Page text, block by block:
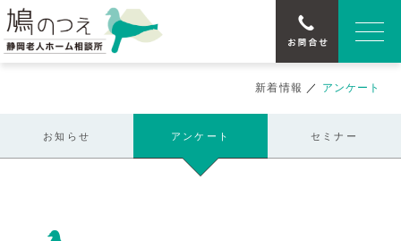
新着情報 ／ アンケート
お知らせ アンケート セミナー